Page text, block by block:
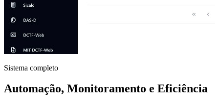
Sistema completo
Automação, Monitoramento e Eficiência